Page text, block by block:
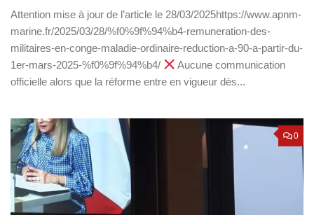
Attention mise à jour de l’article le 28/03/2025https://www.apnm-
marine.fr/2025/03/28/%f0%9f%94%b4-remuneration-des-
militaires-en-conge-maladie-ordinaire-reduction-a-90-a-partir-du-
1er-mars-2025-%f0%9f%94%b4/
Aucune communication
officielle alors que la réforme entre en vigueur dès...
0